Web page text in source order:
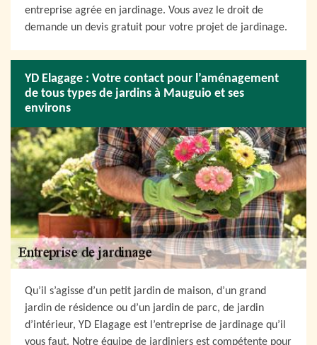
entreprise agrée en jardinage. Vous avez le droit de
demande un devis gratuit pour votre projet de jardinage.
YD Elagage : Votre contact pour l’aménagement
de tous types de jardins à Mauguio et ses
environs
Qu’il s’agisse d’un petit jardin de maison, d’un grand
jardin de résidence ou d’un jardin de parc, de jardin
d’intérieur, YD Elagage est l’entreprise de jardinage qu’il
vous faut. Notre équipe de jardiniers est compétente pour